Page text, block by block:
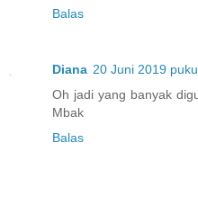
Balas
Diana 20 Juni 2019
Oh jadi yang banyak
Mbak
Balas